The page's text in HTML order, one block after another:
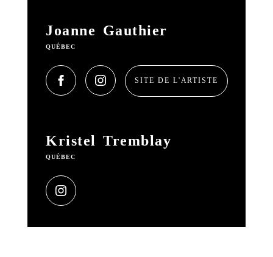
Joanne Gauthier
QUÉBEC
SITE DE L'ARTISTE
Kristel Tremblay
QUÉBEC